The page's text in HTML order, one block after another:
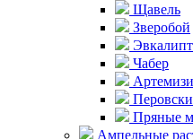
Щавель
Зверобой
Эвкалипт
Чабер
Пряные
Ампельные